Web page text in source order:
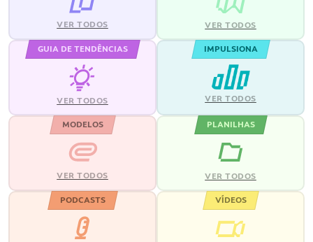
VER TODOS VER TODOS
GUIA DE TENDÊNCIAS
VER TODOS
IMPULSIONA
VER TODOS
MODELOS
VER TODOS
PLANILHAS
VER TODOS
PODCASTS VÍDEOS